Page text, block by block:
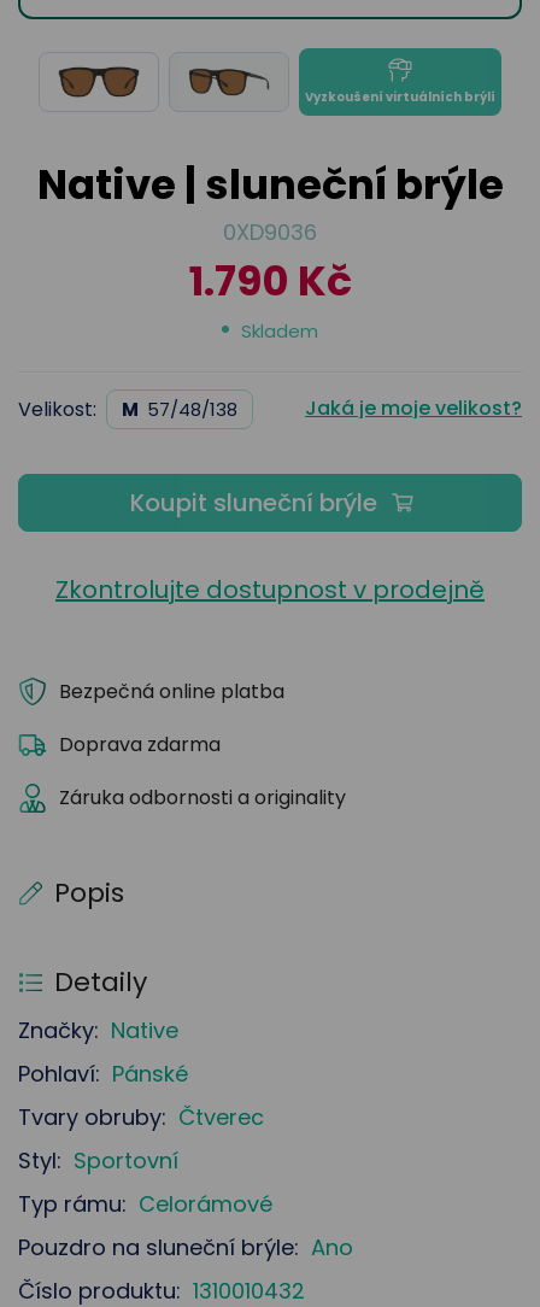
Přihlásit
brýle
Popis
Detaily
Značky: Native
Pohlaví: Pánské
Tvary obruby: Čtverec
Styl: Sportovní
Typ rámu: Celorámové
Pouzdro na sluneční brýle: Ano
Číslo produktu: 1310010432
Vyzkoušení virtuálních brýlí
Native | sluneční brýle
0XD9036
1.790 Kč
Skladem
Velikost: M 57/48/138 Jaká je moje velikost?
Koupit sluneční brýle
Zkontrolujte dostupnost v prodejně
Bezpečná online platba
Doprava zdarma
Záruka odbornosti a originality